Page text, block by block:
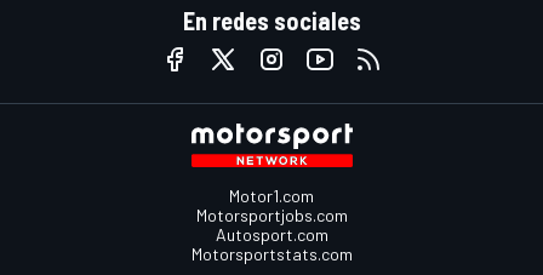
En redes sociales
Motor1.com
Motorsportjobs.com
Autosport.com
Motorsportstats.com